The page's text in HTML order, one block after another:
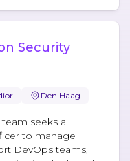
Security
Den Haag
seeks a
to manage
DevOps teams,